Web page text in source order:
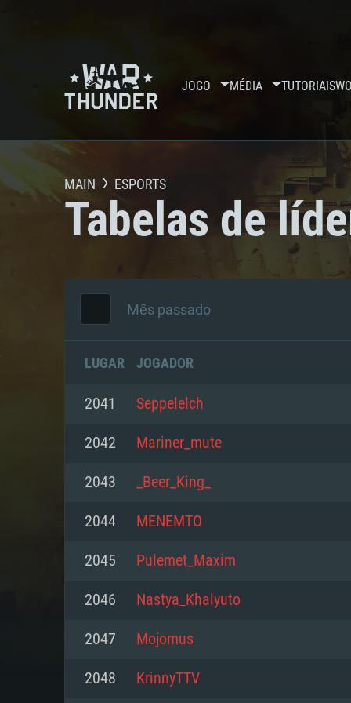
JOGO MÉDIA TUTORIAIS
MAIN ESPORTS
Tabelas de
Mês passado
LUGAR JOGADOR
2041 Seppelelch
2042 Mariner_mute
2043 _Beer_King_
2044 MENEMTO
2045 Pulemet_Maxim
2046 Nastya_Khalyuto
2047 Mojomus
2048 KrinnyTTV